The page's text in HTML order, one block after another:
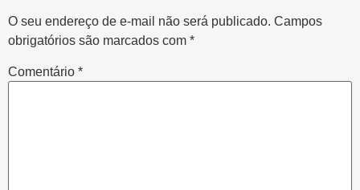
O seu endereço de e-mail não será publicado. Campos
obrigatórios são marcados com *
Comentário *